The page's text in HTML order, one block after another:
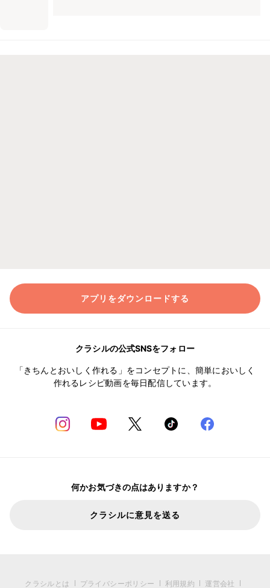
アプリをダウンロードする
クラシルの公式SNSをフォロー
「きちんとおいしく作れる」をコンセプトに、簡単においしく
作れるレシピ動画を毎日配信しています。
何かお気づきの点はありますか？
クラシルに意見を送る
クラシルとは プライバシーポリシー 利用規約 運営会社